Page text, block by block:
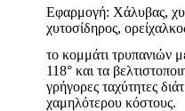
Εφαρμογή: Χάλυβας,
χυτοσίδηρος,
το κομμάτι τρυπανιών
118° και τα
γρήγορες ταχύτητες
χαμηλότερου κόστους.